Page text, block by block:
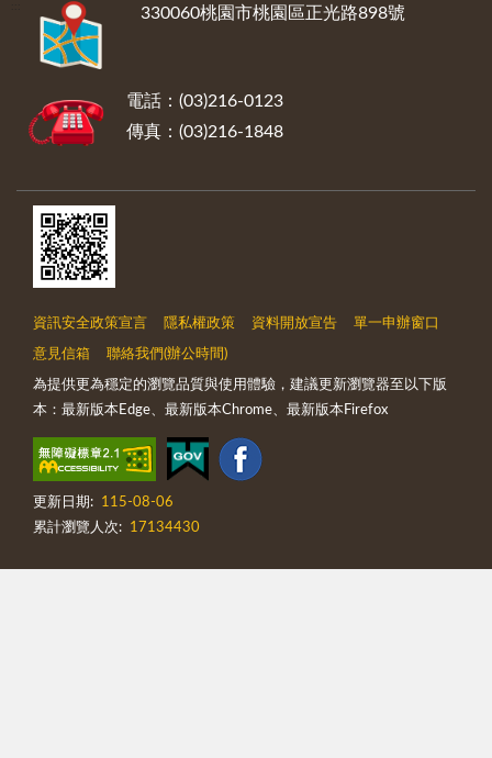
330060桃園市桃園區正光路898號
電話：(03)216-0123
傳真：(03)216-1848
資訊安全政策宣言 隱私權政策 資料開放宣告 單一申辦窗口
意見信箱 聯絡我們(辦公時間)
為提供更為穩定的瀏覽品質與使用體驗，建議更新瀏覽器至以下版
本：最新版本Edge、最新版本Chrome、最新版本Firefox
更新日期:
115-08-06
累計瀏覽人次:
17134430